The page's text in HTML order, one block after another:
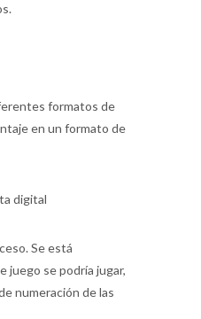
formatos de
en un formato de
digital
Se está
juego se podría jugar,
numeración de las